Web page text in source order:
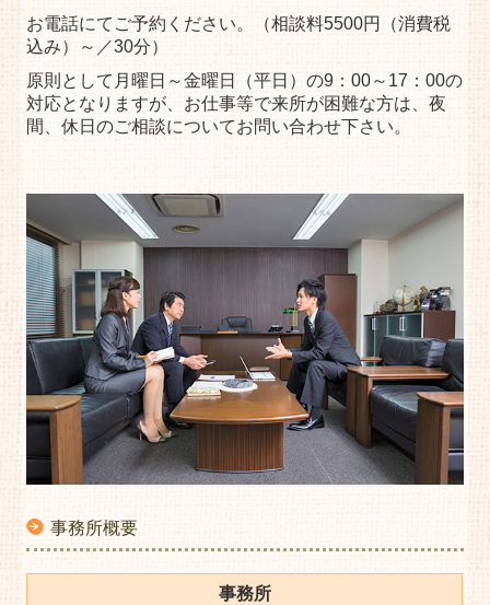
新聞・雑誌・メディア情報
事務所概要
事務所
お電話にてご予約ください。（相談料5500円（消費税
込み）～／30分）
原則として月曜日～金曜日（平日）の9：00～17：00の
対応となりますが、お仕事等で来所が困難な方は、夜
間、休日のご相談についてお問い合わせ下さい。